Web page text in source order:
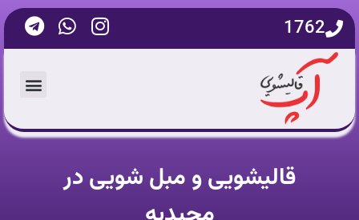
1762
قالیشویی و مبل شویی در